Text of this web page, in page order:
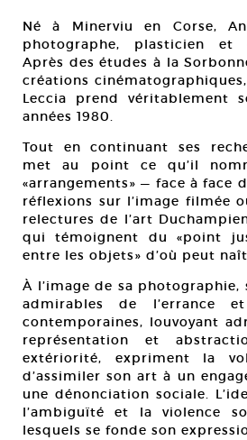
Né à Minerviu en Corse,
photographe, plasticien et
Après des études à la
créations
Leccia prend véritablement
années 1980.
Tout en continuant ses
met au point ce qu’il
«arrangements» — face à face
réflexions sur l’image filmée
relectures de l’art
qui témoignent du «point
entre les objets» d’où peut
À l’image de sa photographie,
admirables de l’errance
contemporaines, louvoyant
représentation et
extériorité, expriment la
d’assimiler son art à un
une dénonciation sociale.
l’ambiguïté et la violence
lesquels se fonde son